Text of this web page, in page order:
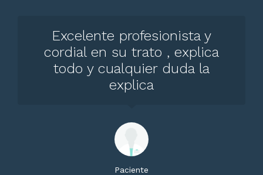
Excelente profesionista y
cordial en su trato , explica
todo y cualquier duda la
explica
Paciente